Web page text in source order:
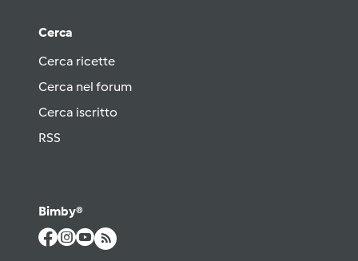
Cerca
Cerca ricette
Cerca nel forum
Cerca iscritto
RSS
Bimby®